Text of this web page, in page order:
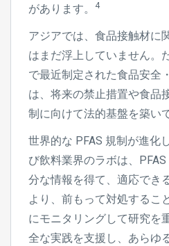
があります。
4
アジアでは、食品接触材に
はまだ浮上していません。
で最近制定された食品安全
は、将来の禁止措置や食品
制に向けて法的基盤を築い
世界的な PFAS 規制が進化
び飲料業界のラボは、
分な情報を得て、適応でき
より、前もって対処するこ
にモニタリングして研究を
全な実践を支援し、あらゆ